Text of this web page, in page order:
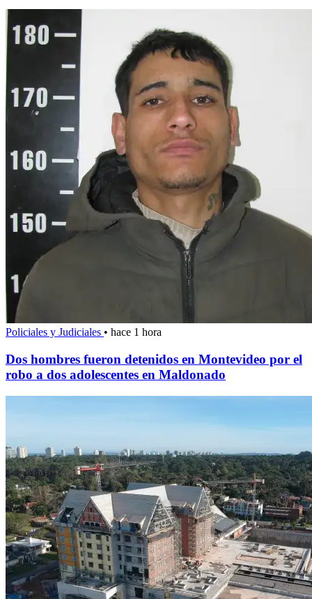
Policiales y Judiciales • hace 1 hora
Dos hombres fueron detenidos en Montevideo por el
robo a dos adolescentes en Maldonado